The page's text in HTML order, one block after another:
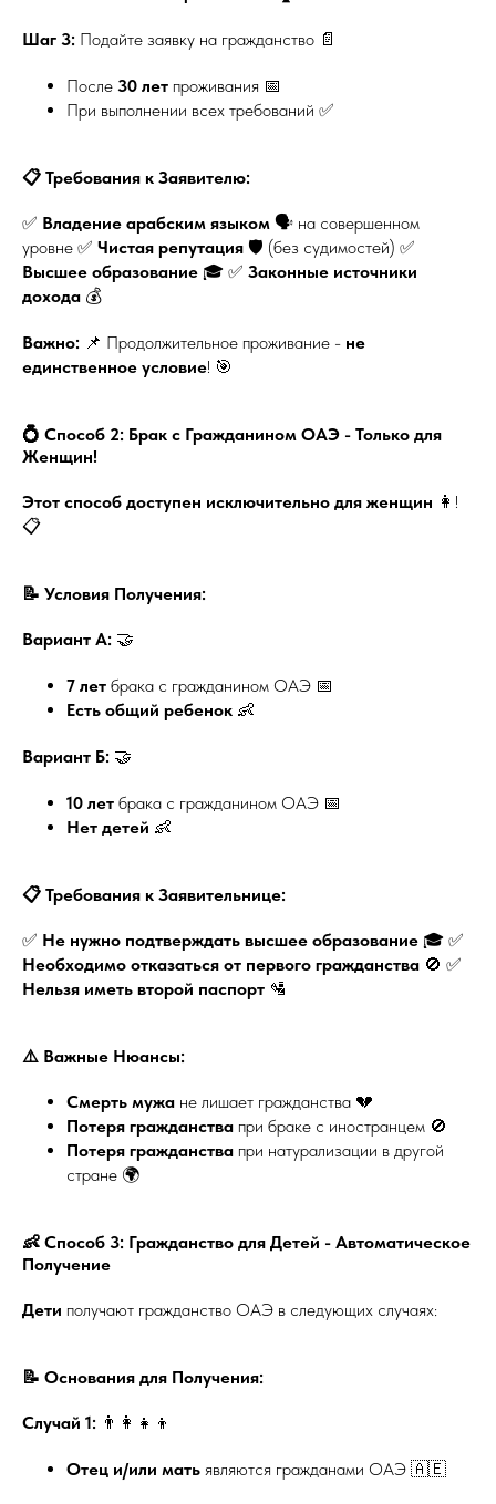
Шаг 3: Подайте заявку на гражданство 📄
После 30 лет проживания 📅
При выполнении всех требований ✅
📋 Требования к Заявителю:
✅ Владение арабским языком 🗣️ на совершенном
уровне ✅ Чистая репутация 🛡️ (без судимостей) ✅
Высшее образование 🎓 ✅ Законные источники
дохода 💰
Важно: 📌 Продолжительное проживание - не
единственное условие! 🎯
💍 Способ 2: Брак с Гражданином ОАЭ - Только для
Женщин!
Этот способ доступен исключительно для женщин 👩!
📋
📝 Условия Получения:
Вариант А: 🤝
7 лет брака с гражданином ОАЭ 📅
Есть общий ребенок 👶
Вариант Б: 🤝
10 лет брака с гражданином ОАЭ 📅
Нет детей 👶
📋 Требования к Заявительнице:
✅ Не нужно подтверждать высшее образование 🎓 ✅
Необходимо отказаться от первого гражданства 🚫 ✅
Нельзя иметь второй паспорт 🛂
⚠️ Важные Нюансы:
Смерть мужа не лишает гражданства 💔
Потеря гражданства при браке с иностранцем 🚫
Потеря гражданства при натурализации в другой
стране 🌍
👶 Способ 3: Гражданство для Детей - Автоматическое
Получение
Дети получают гражданство ОАЭ в следующих случаях:
📝 Основания для Получения:
Случай 1: 👨‍👩‍👧‍👦
Отец и/или мать являются гражданами ОАЭ 🇦🇪